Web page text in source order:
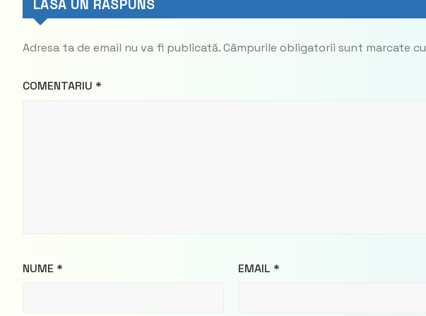
LASĂ UN RĂSPUNS
Adresa ta de email nu va fi publicată.Câmpurile obligatorii sunt marcate cu
COMENTARIU *
NUME * EMAIL *